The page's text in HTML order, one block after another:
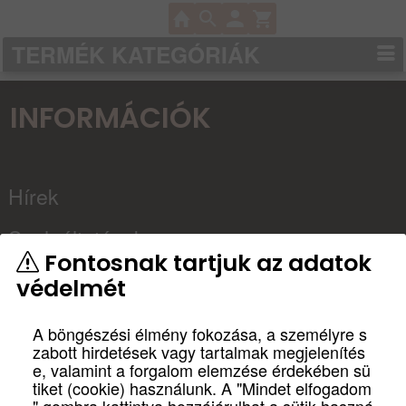
INFORMÁCIÓK
Hírek
Szolgáltatások
Kapcsolat
Partnereink
Házimozi
tervezés, építés
Fontosnak tartjuk az adatok
védelmét
A böngészési élmény fokozása, a személyre s
zabott hirdetések vagy tartalmak megjelenítés
e, valamint a forgalom elemzése érdekében sü
tiket (cookie) használunk. A "Mindet elfogadom